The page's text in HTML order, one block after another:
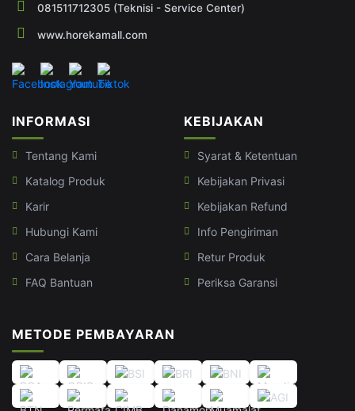
INFORMASI
Tentang Kami
Katalog Produk
Karir
Hubungi Kami
Cara Belanja
FAQ Bantuan
KEBIJAKAN
Syarat & Ketentuan
Kebijakan Privasi
Kebijakan Refund
Info Pengiriman
Retur Produk
Periksa Garansi
081511712305 (Teknisi - Service Center)
www.horekamall.com
METODE PEMBAYARAN